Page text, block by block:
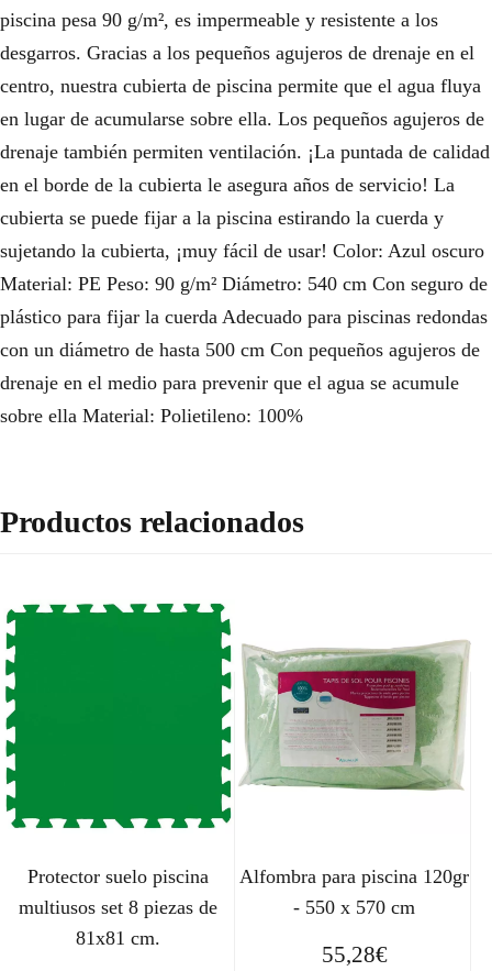
piscina pesa 90 g/m², es impermeable y resistente a los
desgarros. Gracias a los pequeños agujeros de drenaje en el
centro, nuestra cubierta de piscina permite que el agua fluya
en lugar de acumularse sobre ella. Los pequeños agujeros de
drenaje también permiten ventilación. ¡La puntada de calidad
en el borde de la cubierta le asegura años de servicio! La
cubierta se puede fijar a la piscina estirando la cuerda y
sujetando la cubierta, ¡muy fácil de usar! Color: Azul oscuro
Material: PE Peso: 90 g/m² Diámetro: 540 cm Con seguro de
plástico para fijar la cuerda Adecuado para piscinas redondas
con un diámetro de hasta 500 cm Con pequeños agujeros de
drenaje en el medio para prevenir que el agua se acumule
sobre ella Material: Polietileno: 100%
Productos relacionados
Protector suelo piscina
multiusos set 8 piezas de
81x81 cm.
Alfombra para piscina 120gr
- 550 x 570 cm
55,28€